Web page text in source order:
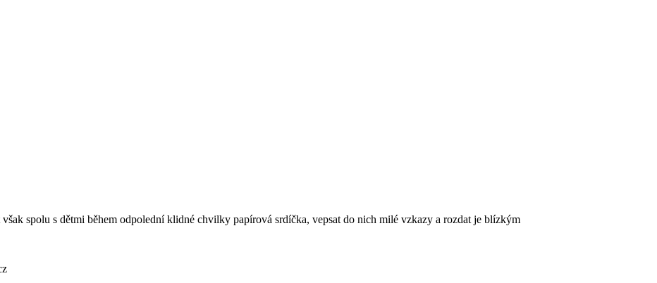
spolu s dětmi během odpolední klidné chvilky papírová srdíčka, vepsat do nich milé vzkazy a rozdat je blízkým